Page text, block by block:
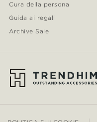
Cura della persona
Guida ai regali
Archive Sale